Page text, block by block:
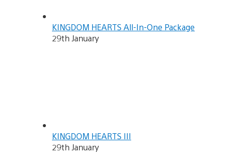
KINGDOM HEARTS All-In-One Package
29th January
KINGDOM HEARTS III
29th January